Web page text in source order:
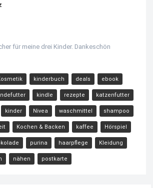
für meine drei Kinder. Dankeschön
kinderbuch deals ebook
kindle rezepte katzenfutter
kinder Nivea waschmittel shampoo
Kochen & Backen kaffee Hörspiel
purina haarpflege Kleidung
nähen postkarte